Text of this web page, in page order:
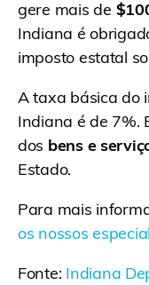
gere mais de
Indiana é
imposto estatal
A taxa básica do
Indiana é de 7%.
dos bens e
Estado.
Para mais
os nossos
Fonte: Indiana